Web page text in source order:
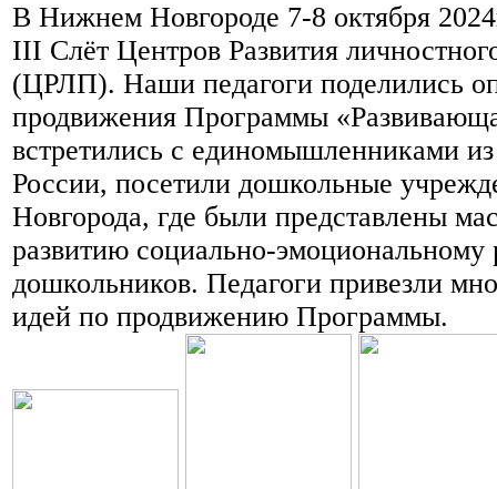
В Нижнем Новгороде 7-8 октября
III Cлёт Центров Развития
(ЦРЛП). Наши педагоги поделились
продвижения Программы
встретились с единомышленниками
России, посетили дошкольные
Новгорода, где были представлены
развитию социально-эмоциональному
дошкольников. Педагоги привезли
идей по продвижению Программы.